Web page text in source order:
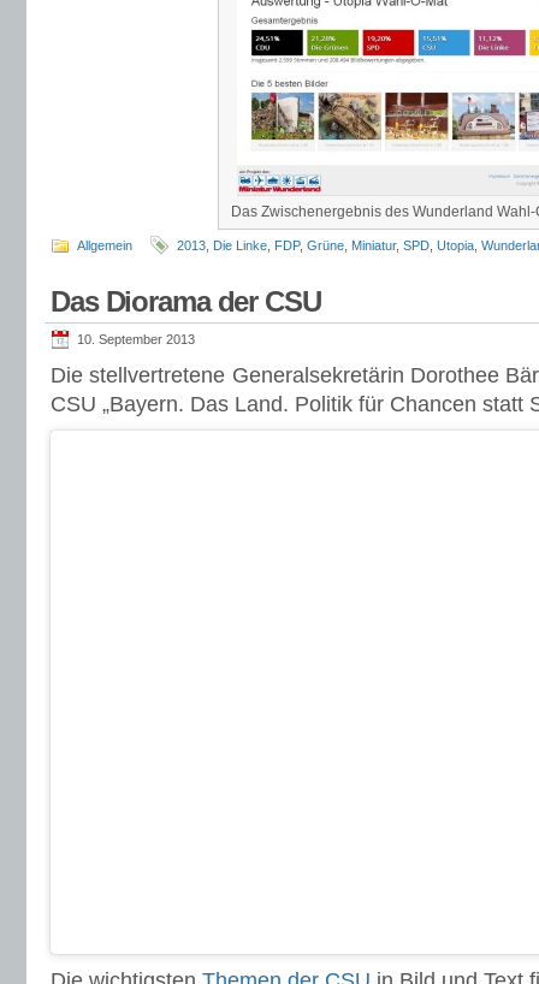
Das Zwischenergebnis des Wunderland Wahl-
Allgemein 2013 Die Linke FDP, Grüne Miniatur, SPD Utopia
Das Diorama der CSU
10. September 2013
Die stellvertretene Generalsekretärin Dorothee
CSU „Bayern. Das Land. Politik für Chancen statt